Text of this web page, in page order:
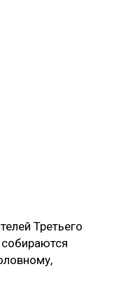
Третьего